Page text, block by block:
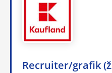
Recruiter/grafik